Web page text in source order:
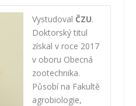
Vystudoval ČZU.
Doktorský titul
získal v roce 2017
v oboru Obecná
zootechnika.
Působí na Fakultě
agrobiologie,